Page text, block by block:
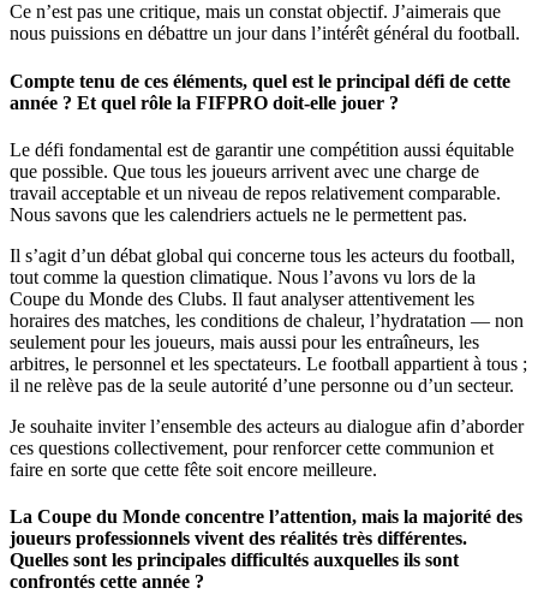
Ce n’est pas une critique, mais un constat objectif. J’aimerais que
nous puissions en débattre un jour dans l’intérêt général du football.
Compte tenu de ces éléments, quel est le principal défi de cette
année ? Et quel rôle la FIFPRO doit-elle jouer ?
Le défi fondamental est de garantir une compétition aussi équitable
que possible. Que tous les joueurs arrivent avec une charge de
travail acceptable et un niveau de repos relativement comparable.
Nous savons que les calendriers actuels ne le permettent pas.
Il s’agit d’un débat global qui concerne tous les acteurs du football,
tout comme la question climatique. Nous l’avons vu lors de la
Coupe du Monde des Clubs. Il faut analyser attentivement les
horaires des matches, les conditions de chaleur, l’hydratation — non
seulement pour les joueurs, mais aussi pour les entraîneurs, les
arbitres, le personnel et les spectateurs. Le football appartient à tous ;
il ne relève pas de la seule autorité d’une personne ou d’un secteur.
Je souhaite inviter l’ensemble des acteurs au dialogue afin d’aborder
ces questions collectivement, pour renforcer cette communion et
faire en sorte que cette fête soit encore meilleure.
La Coupe du Monde concentre l’attention, mais la majorité des
joueurs professionnels vivent des réalités très différentes.
Quelles sont les principales difficultés auxquelles ils sont
confrontés cette année ?